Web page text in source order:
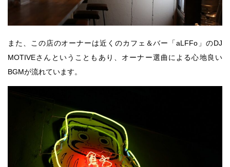
また、この店のオーナーは近くのカフェ＆バー「aLFFo」のDJ
MOTIVEさんということもあり、オーナー選曲による心地良い
BGMが流れています。